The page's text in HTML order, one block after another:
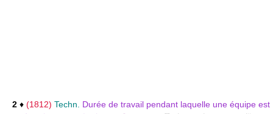
2 ♦ (1812) Techn. Durée de travail pendant laquelle une équipe est